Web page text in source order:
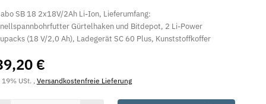
SB 18 2x18V/2Ah Li-Ion, Lieferumfang:
Gürtelhaken und Bitdepot, 2 Li-Power
(18 V/2,0 Ah), Ladegerät SC 60 Plus, Kunststoffkoffer
€
USt. , Versandkostenfreie Lieferung